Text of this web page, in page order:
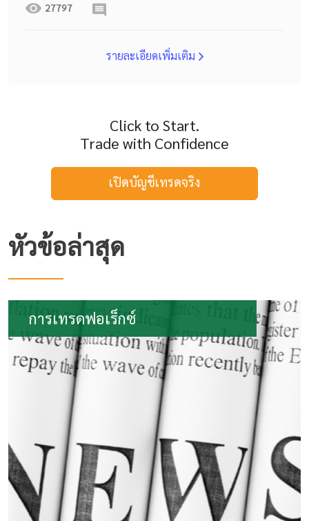
27797
รายละเอียดเพิ่มเติม
Click to Start.
Trade with Confidence
เปิดบัญชีเทรดจริง
หัวข้อล่าสุด
การเทรดฟอเร็กซ์